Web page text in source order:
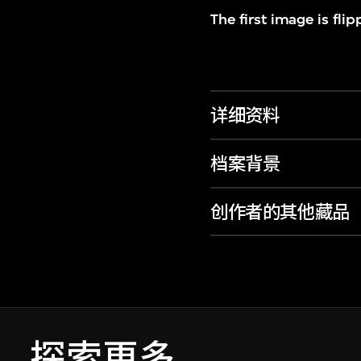
The first image is
详细资料
档案背景
创作者的其他藏品